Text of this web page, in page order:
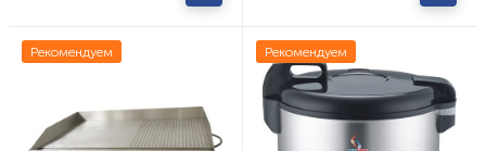
Рекомендуем Рекомендуем